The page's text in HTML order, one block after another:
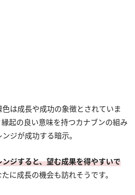
は成長や成功の象徴とされていま
起の良い意味を持つカナブンの組み
ジが成功する暗示。
ジすると、望む成果を得やすいで
に成長の機会も訪れそうです。